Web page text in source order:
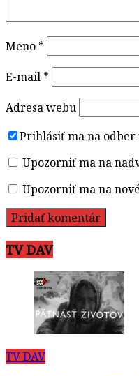
Meno *
E-mail *
Adresa webu
Prihlásiť ma na
Upozorniť ma na
Upozorniť ma na
TV DAV
TV DAV